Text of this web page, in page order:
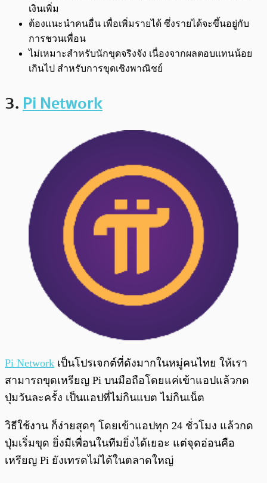
เงินเพิ่ม
ต้องแนะนำคนอื่น เพื่อเพิ่มรายได้ ซึ่งรายได้จะขึ้นอยู่กับ
การชวนเพื่อน
ไม่เหมาะสำหรับนักขุดจริงจัง เนื่องจากผลตอบแทนน้อย
เกินไป สำหรับการขุดเชิงพาณิชย์
3.Pi Network
Pi Network เป็นโปรเจกต์ที่ดังมากในหมู่คนไทย ให้เรา
สามารถขุดเหรียญ Pi บนมือถือโดยแค่เข้าแอปแล้วกด
ปุ่มวันละครั้ง เป็นแอปที่ไม่กินแบต ไม่กินเน็ต
วิธีใช้งาน ก็ง่ายสุดๆ โดยเข้าแอปทุก 24 ชั่วโมง แล้วกด
ปุ่มเริ่มขุด ยิ่งมีเพื่อนในทีมยิ่งได้เยอะ แต่จุดอ่อนคือ
เหรียญ Pi ยังเทรดไม่ได้ในตลาดใหญ่